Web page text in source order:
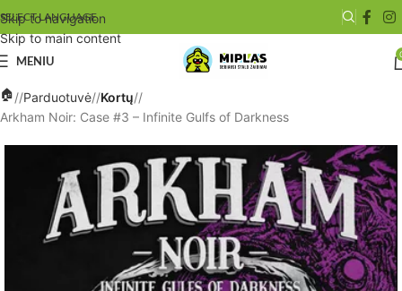
Skip to navigation
Skip to main content
SELECT LANGUAGE
MENIU
/ Parduotuvė/ Kortų/
Arkham Noir: Case #3 – Infinite Gulfs of Darkness